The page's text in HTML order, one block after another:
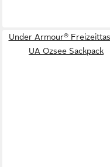
Under Armour®
UA Ozsee Sackpack